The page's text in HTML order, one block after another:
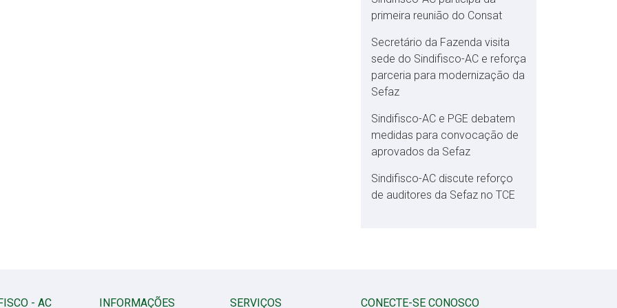
primeira reunião do Consat
Secretário da Fazenda visita
sede do Sindifisco-AC e reforça
parceria para modernização da
Sefaz
Sindifisco-AC e PGE debatem
medidas para convocação de
aprovados da Sefaz
Sindifisco-AC discute reforço
de auditores da Sefaz no TCE
- AC INFORMAÇÕES SERVIÇOS CONECTE-SE CONOSCO